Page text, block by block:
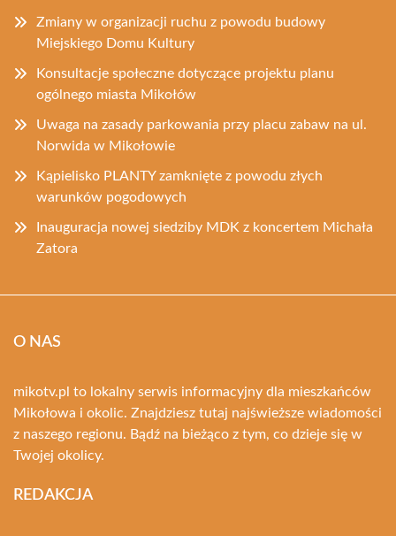
Zmiany w organizacji ruchu z powodu budowy
Miejskiego Domu Kultury
Konsultacje społeczne dotyczące projektu planu
ogólnego miasta Mikołów
Uwaga na zasady parkowania przy placu zabaw na ul.
Norwida w Mikołowie
Kąpielisko PLANTY zamknięte z powodu złych
warunków pogodowych
Inauguracja nowej siedziby MDK z koncertem Michała
Zatora
O NAS
mikotv.pl to lokalny serwis informacyjny dla mieszkańców
Mikołowa i okolic. Znajdziesz tutaj najświeższe wiadomości
z naszego regionu. Bądź na bieżąco z tym, co dzieje się w
Twojej okolicy.
REDAKCJA